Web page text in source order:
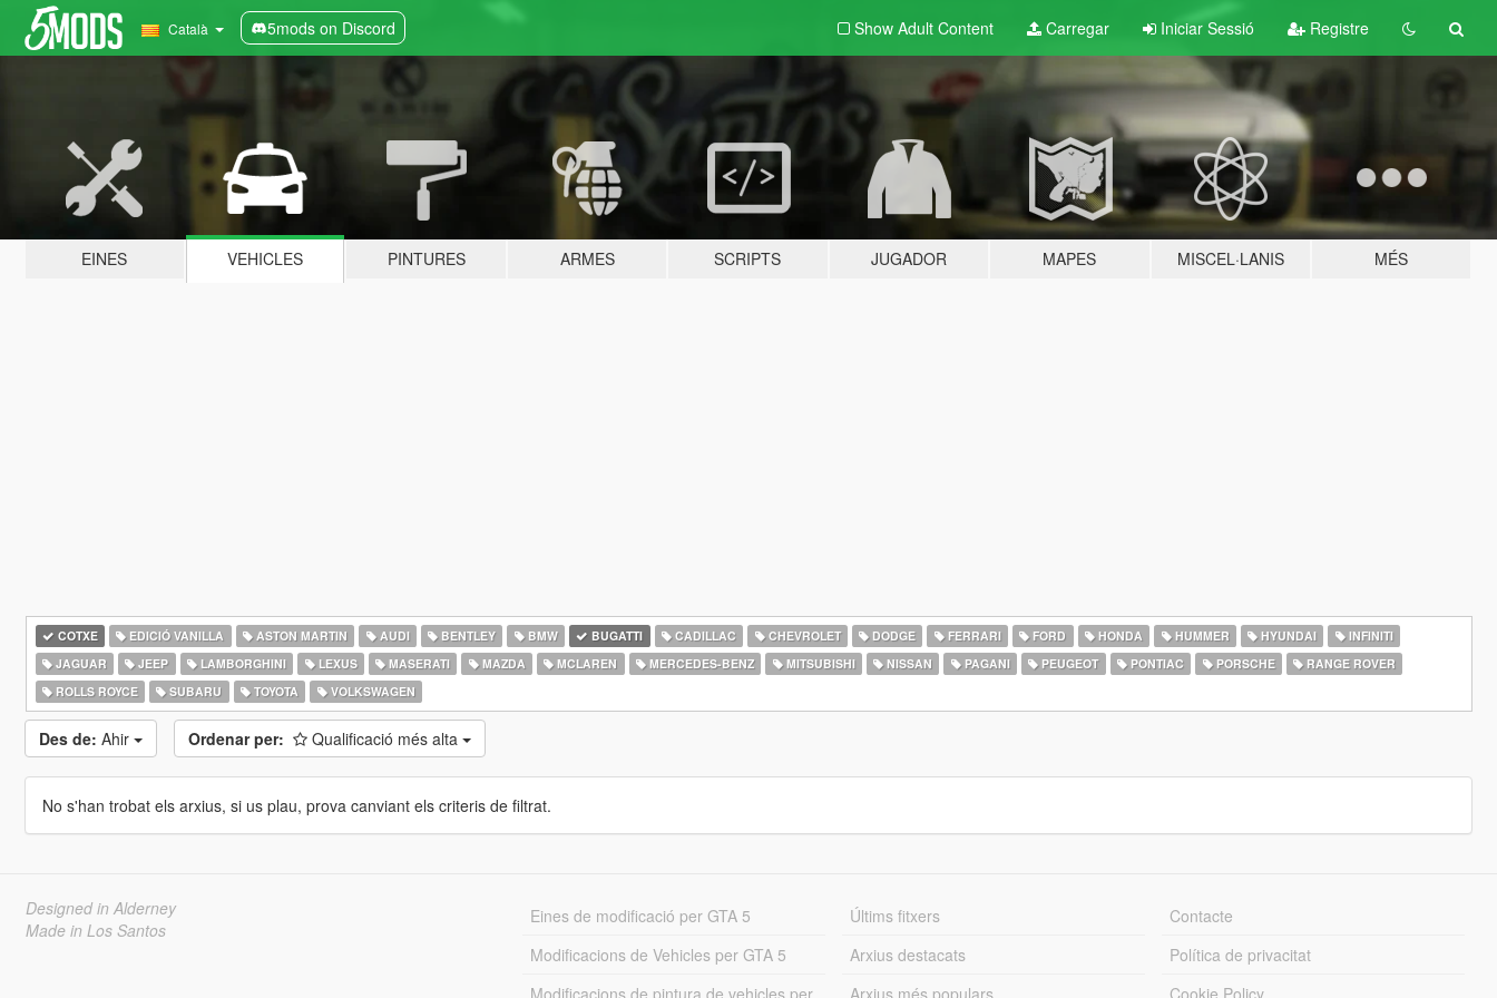
Català 5mods on Discord Show Adult Content Carregar Iniciar Sessió Registre
EINES VEHICLES PINTURES ARMES SCRIPTS JUGADOR MAPES MISCEL·LANIS MÉS
COTXE EDICIÓ VANILLA ASTON MARTIN AUDI BENTLEY BMW BUGATTI CADILLAC CHEVROLET DODGE FERRARI FORD HONDA HUMMER HYUNDAI
INFINITI
JAGUAR
JEEP LAMBORGHINI LEXUS MASERATI MAZDA MCLAREN MERCEDES-BENZ MITSUBISHI NISSAN PAGANI PEUGEOT PONTIAC PORSCHE
RANGE ROVER
ROLLS ROYCE
SUBARU TOYOTA VOLKSWAGEN
Des de: Ahir Ordenar per: Qualificació més alta
No s'han trobat els arxius, si us plau, prova canviant els criteris de filtrat.
Designed in Alderney
Made in Los Santos
Eines de modificació per GTA 5
Modificacions de Vehicles per GTA 5
Modificacions de pintura de vehicles per
Últims fitxers
Arxius destacats
Arxius més populars
Contacte
Política de privacitat
Cookie Policy